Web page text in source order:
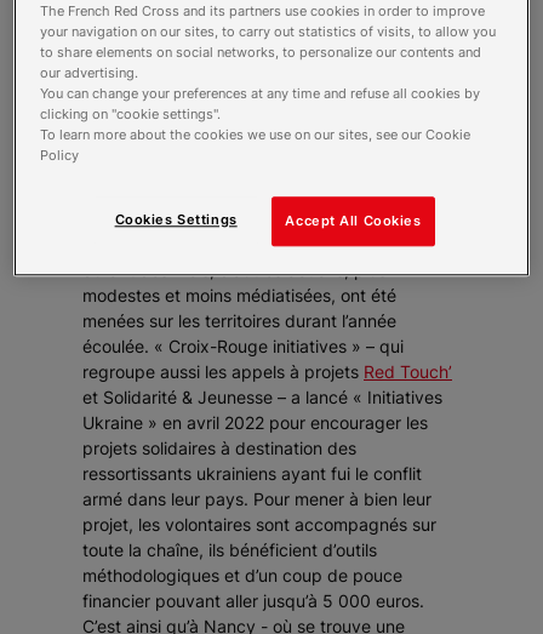
l’intégration des nombreux ressortissants
ukrainiens réfugiés en France. Il s’agit de
créer du lien social à travers des projets,
qu’ils soient culturels, éducatifs, liés à
l’environnement ou à la santé. Une
parenthèse, quelques moments de légèreté,
Si l’accueil et l’hébergement de milliers
d’Ukrainiens ont occupé le devant de l’actualité
durant des mois, d’autres actions, plus
modestes et moins médiatisées, ont été
menées sur les territoires durant l’année
écoulée. « Croix-Rouge initiatives » – qui
regroupe aussi les appels à projets Red Touch’
et Solidarité & Jeunesse – a lancé « Initiatives
Ukraine » en avril 2022 pour encourager les
projets solidaires à destination des
ressortissants ukrainiens ayant fui le conflit
armé dans leur pays. Pour mener à bien leur
projet, les volontaires sont accompagnés sur
toute la chaîne, ils bénéficient d’outils
méthodologiques et d’un coup de pouce
financier pouvant aller jusqu’à 5 000 euros.
C’est ainsi qu’à Nancy - où se trouve une
The French Red Cross and its partners use cookies in order to improve
your navigation on our sites, to carry out statistics of visits, to allow you
to share elements on social networks, to personalize our contents and
our advertising.
You can change your preferences at any time and refuse all cookies by
clicking on "cookie settings".
To learn more about the cookies we use on our sites, see our Cookie
Policy
Accept All Cookies
Cookies Settings